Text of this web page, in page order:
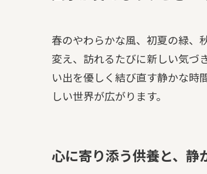
春のやわらかな風、初夏の緑、
変え、訪れるたびに新しい気づ
い出を優しく結び直す静かな時
しい世界が広がります。
心に寄り添う供養と、静